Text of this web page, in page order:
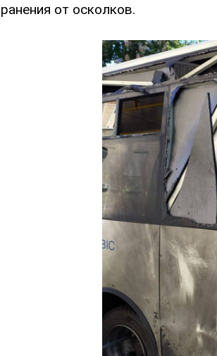
ранения от осколков.